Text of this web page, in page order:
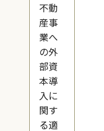
不動
産事
業へ
の外
部資
本導
入に
関す
る適